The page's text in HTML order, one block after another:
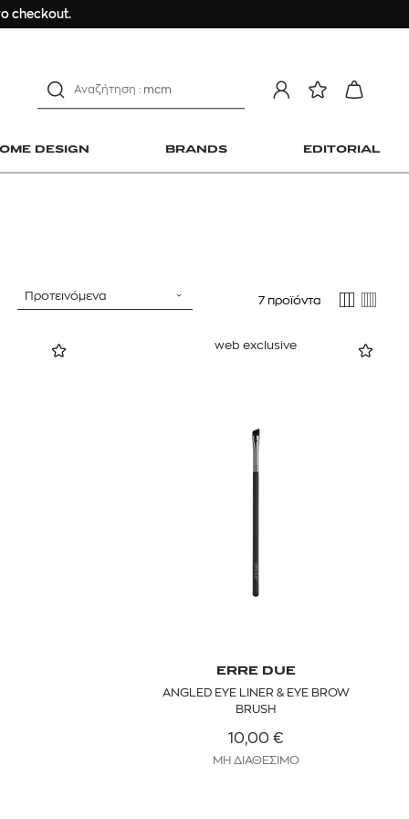
checkout.
DESIGN BRANDS EDITORIAL
mcm
kiehl's avocado eye
ΣΟΡΤΣ DIOR FOREVER NUDE BRONZE POWDER BRONZER IN NATURAL GLOW OR MATTE FINISH | 04 Warm
Προτεινόμενα 7 προϊόντα
web exclusive
ERRE DUE
ANGLED EYE LINER & EYE BROW
BRUSH
10,00 €
ΜΗ ΔΙΑΘΕΣΙΜΟ